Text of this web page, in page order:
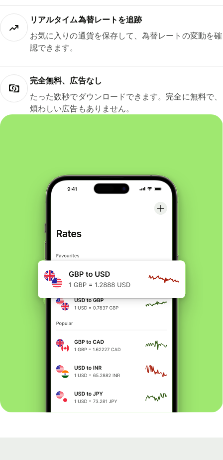
リアルタイム為替レートを追跡
お気に入りの通貨を保存して、為替レートの変動を確
認できます。
完全無料、広告なし
たった数秒でダウンロードできます。完全に無料で、
煩わしい広告もありません。